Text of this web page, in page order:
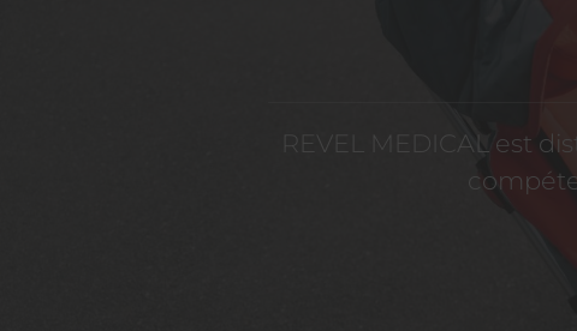
REVEL MEDICAL est